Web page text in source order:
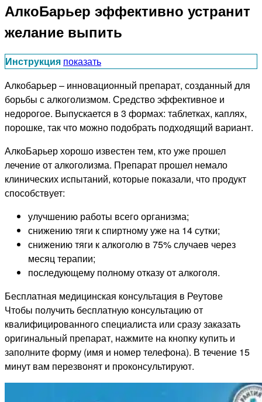
АлкоБарьер эффективно устранит
желание выпить
Инструкция показать
Алкобарьер – инновационный препарат, созданный для
борьбы с алкоголизмом. Средство эффективное и
недорогое. Выпускается в 3 формах: таблетках, каплях,
порошке, так что можно подобрать подходящий вариант.
АлкоБарьер хорошо известен тем, кто уже прошел
лечение от алкоголизма. Препарат прошел немало
клинических испытаний, которые показали, что продукт
способствует:
улучшению работы всего организма;
снижению тяги к спиртному уже на 14 сутки;
снижению тяги к алкоголю в 75% случаев через
месяц терапии;
последующему полному отказу от алкоголя.
Бесплатная медицинская консультация в Реутове
Чтобы получить бесплатную консультацию от
квалифицированного специалиста или сразу заказать
оригинальный препарат, нажмите на кнопку купить и
заполните форму (имя и номер телефона). В течение 15
минут вам перезвонят и проконсультируют.